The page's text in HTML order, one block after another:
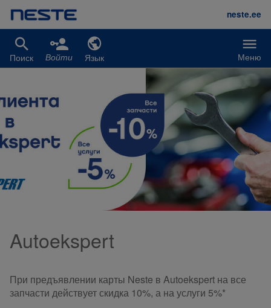
Перейти к основному содержанию
Меню
neste.ee
Поиск Войти Язык
Autoekspert
При предъявлении карты Neste в Autoekspert на все
запчасти действует скидка 10%, а на услуги 5%*